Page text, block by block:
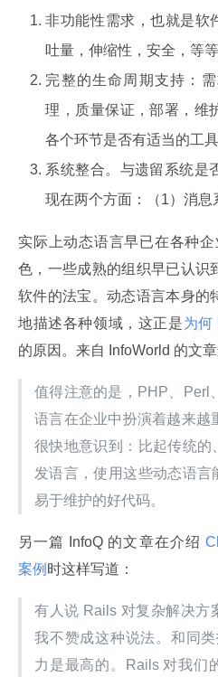
非功能性需求，也就是软
吐量，伸缩性，安全，等等
完整的生命周期支持：
理，质量保证，部署，维
各个环节是否有适当的工
系统整合。与遗留系统是
现在两个方面：（1）消息
实际上动态语言早已在各种
色，一些成熟的组织早已认识
软件的法宝。动态语言本身的
地描述各种领域，这正是为何
的原因。来自 InfoWorld 的文章
值得注意的是，PHP、Perl
语言在企业中扮演着越来越
很快地意识到：比起传统
发语言，使用这些动态语言
易于维护的好代码。
另一篇 InfoQ 的文章在介绍
案例 时这样写道：
有人说 Rails 对复杂解决方
我不赞成这种说法。和同
力是最高的。Rails 对我们